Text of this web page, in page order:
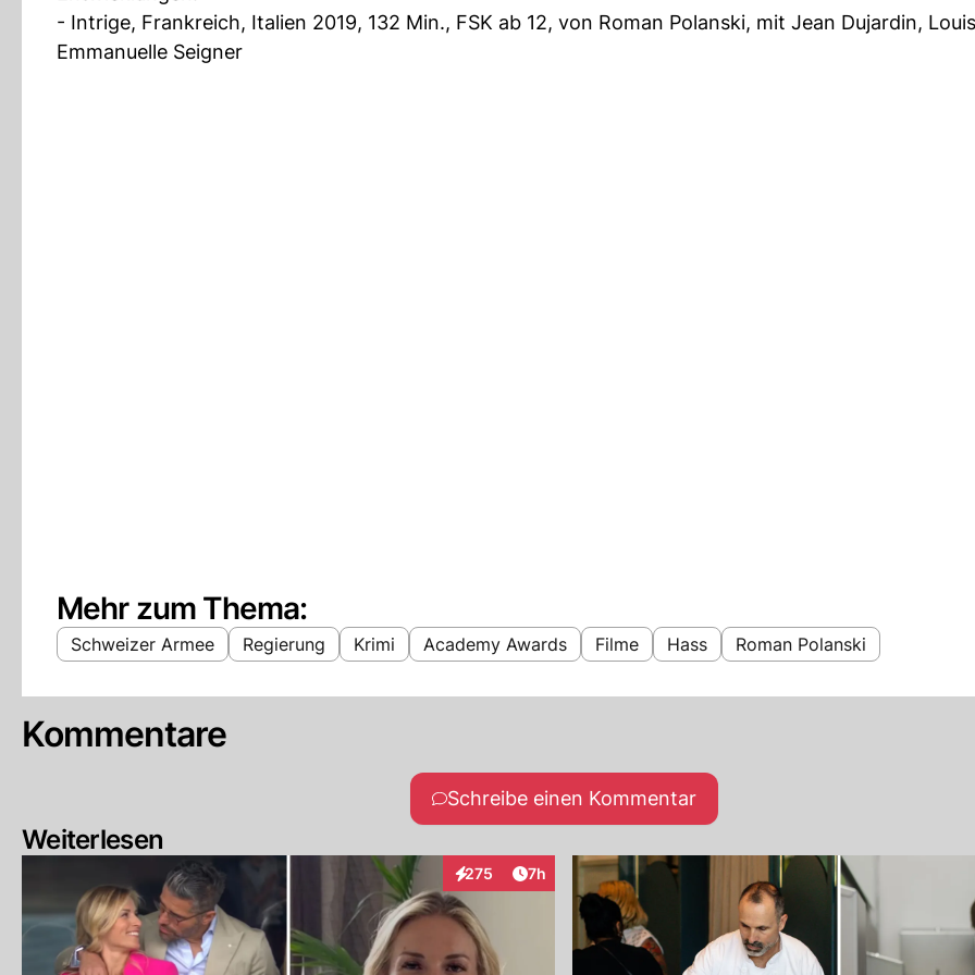
- Intrige, Frankreich, Italien 2019, 132 Min., FSK ab 12, von Roman Polanski, mit Jean Dujardin,
Emmanuelle Seigner
Mehr zum Thema:
Schweizer Armee Regierung Krimi Academy Awards Filme Hass Roman Polanski
Kommentare
Schreibe einen Kommentar
Weiterlesen
275
InteraktionenArtikel veröffentlicht:
7h